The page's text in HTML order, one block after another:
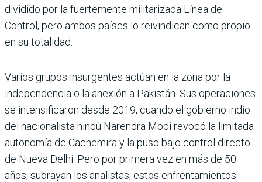
dividido por la fuertemente militarizada Línea de
Control, pero ambos países lo reivindican como propio
en su totalidad.
Varios grupos insurgentes actúan en la zona por la
independencia o la anexión a Pakistán. Sus operaciones
se intensificaron desde 2019, cuando el gobierno indio
del nacionalista hindú Narendra Modi revocó la limitada
autonomía de Cachemira y la puso bajo control directo
de Nueva Delhi. Pero por primera vez en más de 50
años, subrayan los analistas, estos enfrentamientos